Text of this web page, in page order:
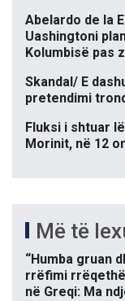
Abelardo de la
Uashingtoni
Kolumbisë pas
Skandal/ E
pretendimi
Fluksi i shtuar
Morinit, në 12
Më të
“Humba gruan
rrëfimi
në Greqi: Ma